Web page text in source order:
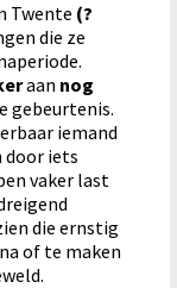
Twente (?
die ze
aan nog
gebeurtenis.
iemand
door iets
vaker last
die ernstig
of te maken